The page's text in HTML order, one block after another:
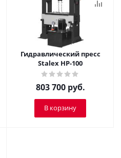
Гидравлический пресс
Stalex HP-100
803 700руб.
В корзину